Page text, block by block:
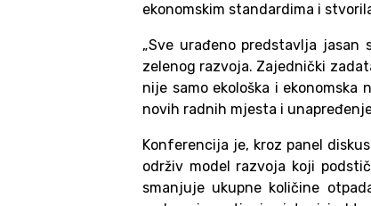
ekonomskim standardima i
„Sve urađeno predstavlja
zelenog razvoja. Zajednički
nije samo ekološka i
novih radnih mjesta i
Konferencija je, kroz panel
održiv model razvoja koji
smanjuje ukupne količine